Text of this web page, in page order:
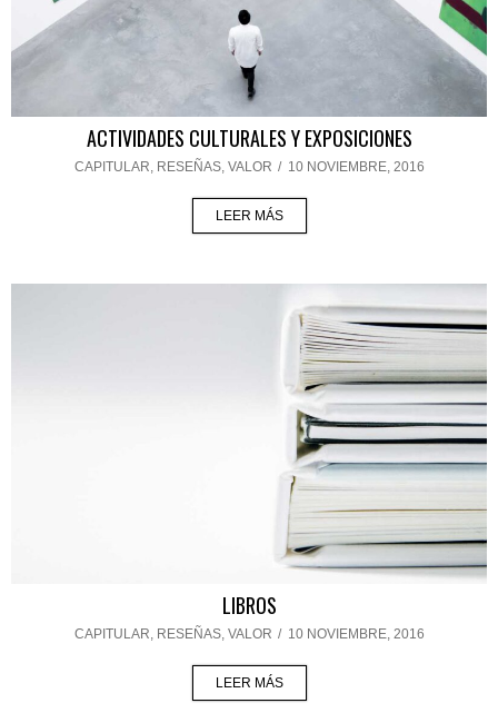
ACTIVIDADES CULTURALES Y EXPOSICIONES
CAPITULAR, RESEÑAS, VALOR / 10 NOVIEMBRE, 2016
LEER MÁS
LIBROS
CAPITULAR, RESEÑAS, VALOR / 10 NOVIEMBRE, 2016
LEER MÁS